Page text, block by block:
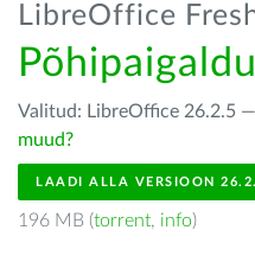
LibreOffice
Valitud: LibreOffice 26.2.5
muud?
LAADI ALLA VERSIOON
196 MB (torrent, info)